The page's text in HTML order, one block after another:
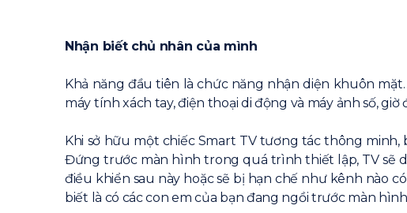
Nhận biết chủ nhân của mình
Khả năng đầu tiên là chức năng nhận diện khuôn
máy tính xách tay, điện thoại di động và máy ảnh số,
Khi sở hữu một chiếc Smart TV tương tác thông
Đứng trước màn hình trong quá trình thiết lập, TV sẽ
điều khiển sau này hoặc sẽ bị hạn chế như kênh nào
biết là có các con em của bạn đang ngồi trước màn